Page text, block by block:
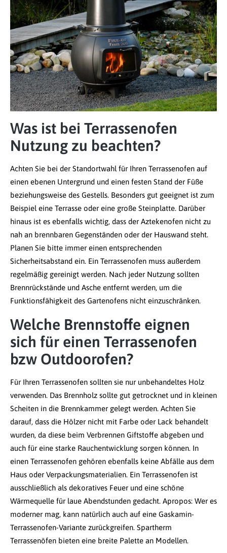
Was ist bei Terrassenofen
Nutzung zu beachten?
Achten Sie bei der Standortwahl für Ihren Terrassenofen auf
einen ebenen Untergrund und einen festen Stand der Füße
beziehungsweise des Gestells. Besonders gut geeignet ist zum
Beispiel eine Terrasse oder eine große Steinplatte. Darüber
hinaus ist es ebenfalls wichtig, dass der Aztekenofen nicht zu
nah an brennbaren Gegenständen oder der Hauswand steht.
Planen Sie bitte immer einen entsprechenden
Sicherheitsabstand ein. Ein Terrassenofen muss außerdem
regelmäßig gereinigt werden. Nach jeder Nutzung sollten
Brennrückstände und Asche entfernt werden, um die
Funktionsfähigkeit des Gartenofens nicht einzuschränken.
Welche Brennstoffe eignen
sich für einen Terrassenofen
bzw Outdoorofen?
Für Ihren Terrassenofen sollten sie nur unbehandeltes Holz
verwenden. Das Brennholz sollte gut getrocknet und in kleinen
Scheiten in die Brennkammer gelegt werden. Achten Sie
darauf, dass die Hölzer nicht mit Farbe oder Lack behandelt
wurden, da diese beim Verbrennen Giftstoffe abgeben und
auch für eine starke Rauchentwicklung sorgen können. In
einen Terrassenofen gehören ebenfalls keine Abfälle aus dem
Haus oder Verpackungsmaterialien. Ein Terrassenofen ist
ausschließlich als dekoratives Feuer und eine schöne
Wärmequelle für laue Abendstunden gedacht. Apropos: Wer es
moderner mag, kann natürlich auch auf eine Gaskamin-
Terrassenofen-Variante zurückgreifen. Spartherm
Terrassenöfen bieten eine breite Palette an Modellen.